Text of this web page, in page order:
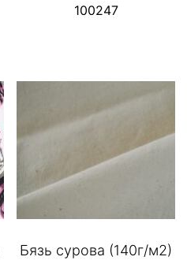
100247
Бязь сурова (140г/м2)